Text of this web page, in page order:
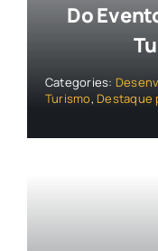
Do
Categories:
Turismo, Destaque